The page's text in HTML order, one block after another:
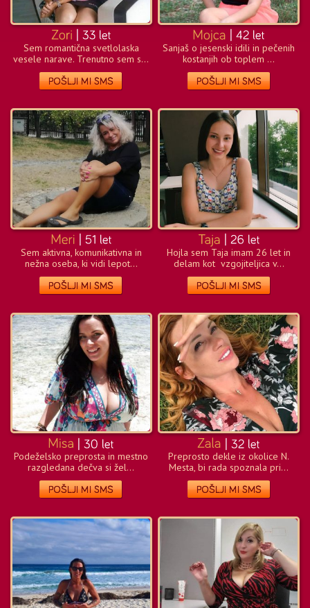
Sem romantična svetlolaska
vesele narave. Trenutno sem s...
Sanjaš o jesenski idili in pečenih
kostanjih ob toplem ...
Sem aktivna, komunikativna in
nežna oseba, ki vidi lepot...
Hojla sem Taja imam 26 let in
delam kot vzgojiteljica v...
Podeželsko preprosta in mestno
razgledana dečva si žel...
Preprosto dekle iz okolice N.
Mesta, bi rada spoznala pri...